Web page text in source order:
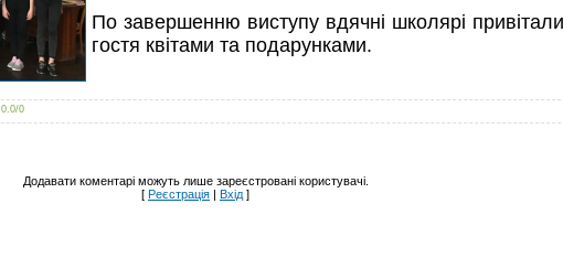
По завершенню виступу вдячні школярі
гостя квітами та подарунками.
0.0/0
Додавати коментарі можуть лише зареєстровані користувачі.
[ Реєстрація | Вхід ]